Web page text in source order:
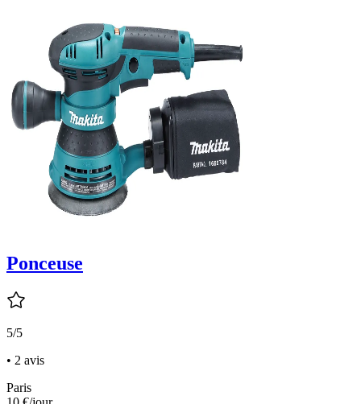
Ponceuse
5/5
• 2 avis
Paris